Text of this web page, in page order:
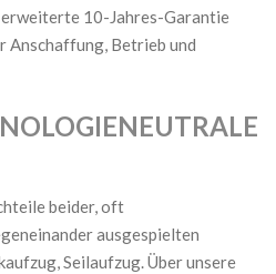
10-Jahres-Garantie
Anschaffung, Betrieb und
beider, oft
ausgespielten
Seilaufzug. Über unsere